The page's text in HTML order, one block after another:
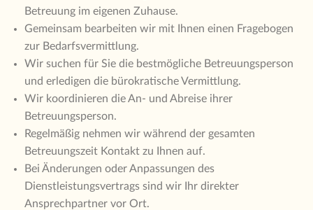
Betreuung im eigenen Zuhause.
Gemeinsam bearbeiten wir mit Ihnen einen Fragebogen
zur Bedarfsvermittlung.
Wir suchen für Sie die bestmögliche Betreuungsperson
und erledigen die bürokratische Vermittlung.
Wir koordinieren die An- und Abreise ihrer
Betreuungsperson.
Regelmäßig nehmen wir während der gesamten
Betreuungszeit Kontakt zu Ihnen auf.
Bei Änderungen oder Anpassungen des
Dienstleistungsvertrags sind wir Ihr direkter
Ansprechpartner vor Ort.